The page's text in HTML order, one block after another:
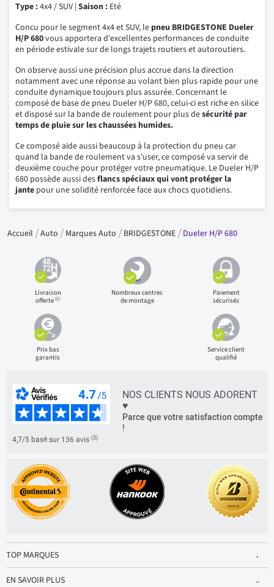
Type :4x4 / SUV | Saison : Eté
Concu pour le segment 4x4 et SUV, le pneu BRIDGESTONE Dueler
H/P 680vous apportera d'excellentes performances de conduite
en période estivale sur de longs trajets routiers et autoroutiers.
On observe aussi une précision plus accrue dans la direction
notamment avec une réponse au volant bien plus rapide pour une
conduite dynamique toujours plus assurée. Concernant le
composé de base de pneu Dueler H/P 680, celui-ci est riche en silice
et disposé sur la bande de roulement pour plus desécurité par
temps de pluie sur les chaussées humides.
Ce composé aide aussi beaucoup à la protection du pneu car
quand la bande de roulement va s’user, ce composé va servir de
deuxième couche pour protéger votre pneumatique. Le Dueler H/P
680 possède aussi desflancs spéciaux qui vont protéger la
jante pour une solidité renforcée face aux chocs quotidiens.
Accueil Auto Marques Auto BRIDGESTONE Dueler H/P 680
Livraison
offerte(1)
Nombreux centres
de montage
Paiement
sécurisés
Prix bas
garantis
Service client
qualifié
NOS CLIENTS NOUS ADORENT
♥
Parce que votre satisfaction compte
!
4,7/5 basé sur 136 avis (3)
TOP MARQUES
EN SAVOIR PLUS